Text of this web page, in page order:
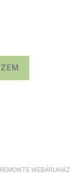
REMONTE WEBÁRUHÁZ